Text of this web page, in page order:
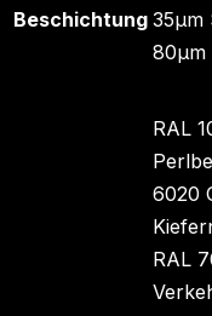
Beschichtung 35µm
80µm
RAL
6020
RAL